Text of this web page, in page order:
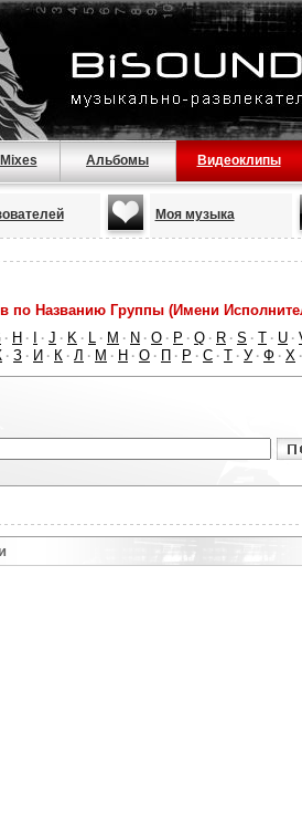
Альбомы Видеоклипы
Моя музыка
по Названию Группы (Имени
· H · · J · K · L · M · N · O · P · Q · R · S · T · U ·
· З · И · К · Л · М · Н · О · П · Р · С · Т · У · Ф · Х